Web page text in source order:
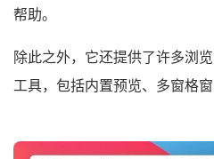
帮助。
除此之外，它还提供了许多浏
工具，包括内置预览、多窗格